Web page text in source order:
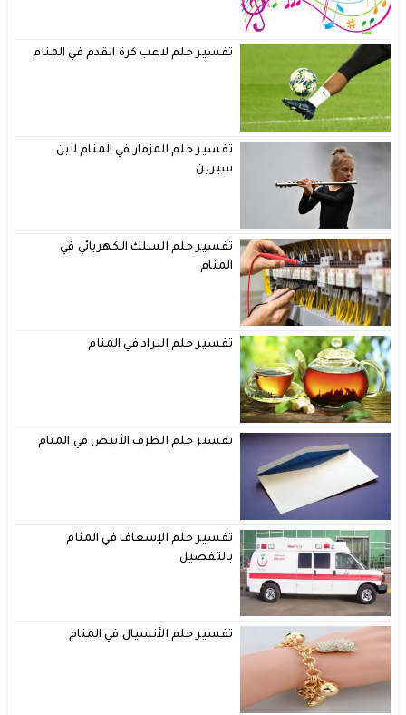
تفسير حلم لاعب كرة القدم في المنام
تفسير حلم المزمار في المنام لابن
سيرين
تفسير حلم السلك الكهربائي في
المنام
تفسير حلم البراد في المنام
تفسير حلم الظرف الأبيض في المنام
تفسير حلم الإسعاف في المنام
بالتفصيل
تفسير حلم الأنسيال في المنام